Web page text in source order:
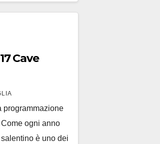
Cave
programmazione
ogni anno
è uno dei